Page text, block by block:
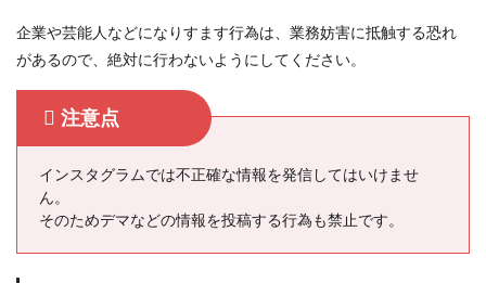
企業や芸能人などになりすます行為は、業務妨害に抵触する恐れ
があるので、絶対に行わないようにしてください。
注意点
インスタグラムでは不正確な情報を発信してはいけませ
ん。
そのためデマなどの情報を投稿する行為も禁止です。